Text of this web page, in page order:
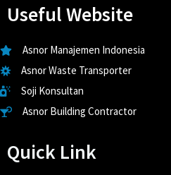
Useful Website
Asnor Manajemen Indonesia
Asnor Waste Transporter
Soji Konsultan
Asnor Building Contractor
Quick Link